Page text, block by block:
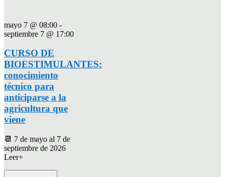
mayo 7 @ 08:00 -
septiembre 7 @ 17:00
CURSO DE
BIOESTIMULANTES:
conocimiento
técnico para
anticiparse a la
agricultura que
viene
📆 7 de mayo al 7 de
septiembre de 2026
Leer+